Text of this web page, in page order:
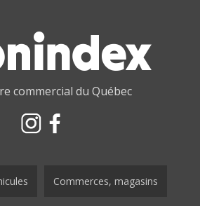
commercial du Québec
Commerces, magasins